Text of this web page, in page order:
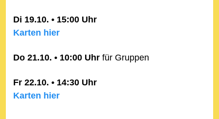
Di 19.10. • 15:00 Uhr
Karten hier
Do 21.10. • 10:00 Uhr für Gruppen
Fr 22.10. • 14:30 Uhr
Karten hier